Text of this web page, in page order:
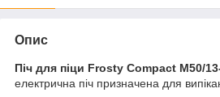
Опис
Піч для піци Frosty Compact M50/
електрична піч призначена для